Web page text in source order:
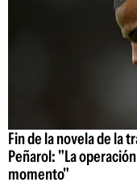
Fin de la novela de la
Peñarol: "La
momento"